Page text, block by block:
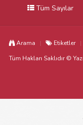
Tüm Sayılar
Arama Etiketler
Tüm Hakları Saklıdır ©